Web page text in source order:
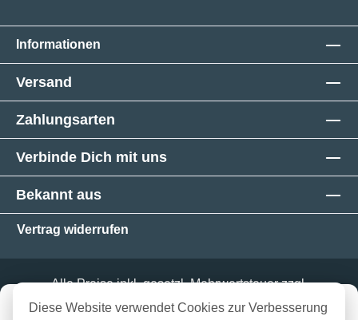
in 3-5 Werktagen bei dir
Informationen
Versand
Zahlungsarten
Verbinde Dich mit uns
Bekannt aus
Vertrag widerrufen
Alle Preise inkl. gesetzl. Mehrwertsteuer zzgl.
Versandkosten und ggf. Nachnahmegebühren, wenn
Diese Website verwendet Cookies zur Verbesserung